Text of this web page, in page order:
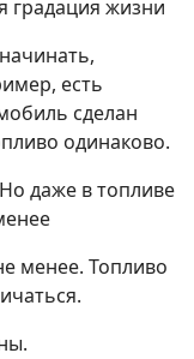
градация жизни
есть
сделан
одинаково.
даже в топливе
менее. Топливо